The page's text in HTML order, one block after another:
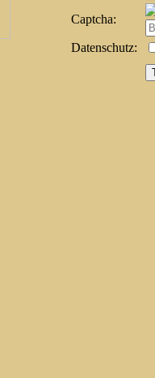
Captcha:
Datenschutz: